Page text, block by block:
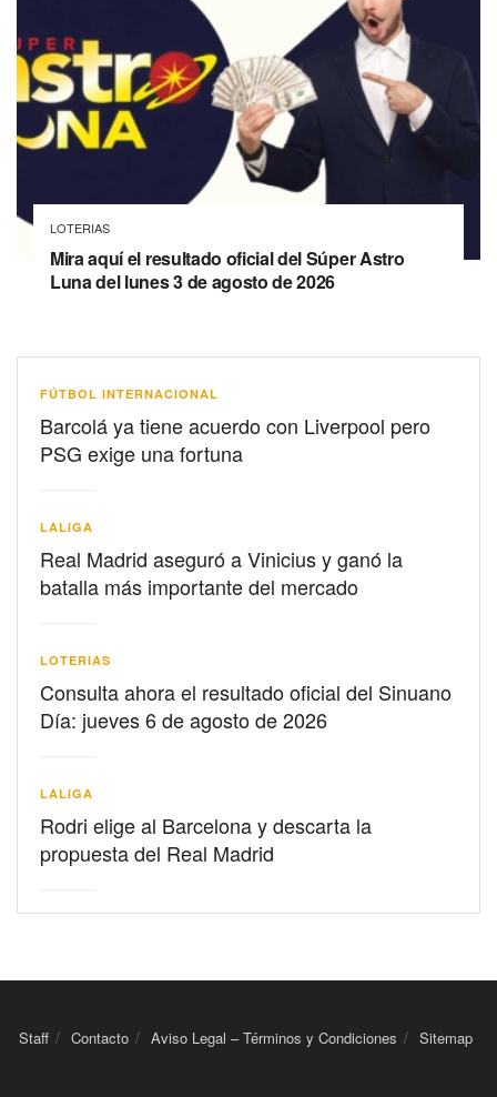
LOTERIAS
Mira aquí el resultado oficial del Súper Astro
Luna del lunes 3 de agosto de 2026
FÚTBOL INTERNACIONAL
Barcolá ya tiene acuerdo con Liverpool pero
PSG exige una fortuna
LALIGA
Real Madrid aseguró a Vinicius y ganó la
batalla más importante del mercado
LOTERIAS
Consulta ahora el resultado oficial del Sinuano
Día: jueves 6 de agosto de 2026
LALIGA
Rodri elige al Barcelona y descarta la
propuesta del Real Madrid
Staff Contacto Aviso Legal – Términos y Condiciones Sitemap